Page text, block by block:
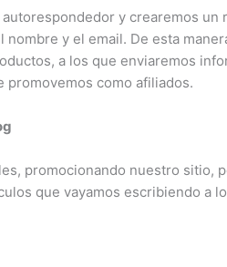
y crearemos
nombre y el email. De esta
a los que enviaremos
como afiliados.
promocionando nuestro sitio,
que vayamos escribiendo a